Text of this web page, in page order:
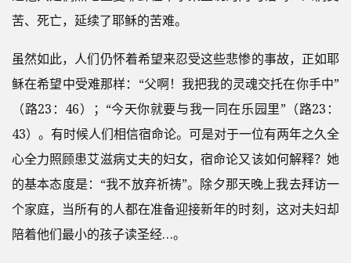
苦、死亡，延续了耶稣的苦难。
虽然如此，人们仍怀着希望来忍受这些悲惨的事故，正如耶
稣在希望中受难那样：“父啊！我把我的灵魂交托在你手中”
（路23：46）；“今天你就要与我一同在乐园里”（路23：
43）。有时候人们相信宿命论。可是对于一位有两年之久全
心全力照顾患艾滋病丈夫的妇女，宿命论又该如何解释？她
的基本态度是：“我不放弃祈祷”。除夕那天晚上我去拜访一
个家庭，当所有的人都在准备迎接新年的时刻，这对夫妇却
陪着他们最小的孩子读圣经…。